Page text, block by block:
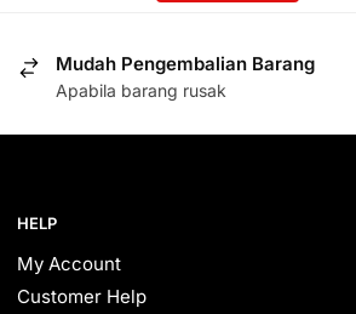
Mudah Pengembalian Barang
Apabila barang rusak
HELP
My Account
Customer Help